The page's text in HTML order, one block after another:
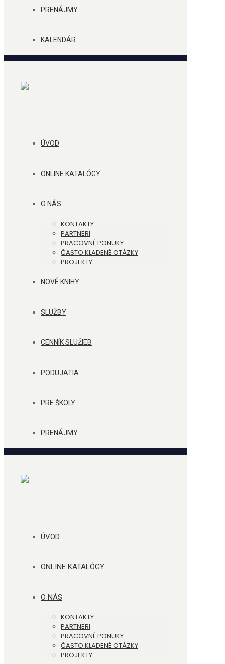
PRENÁJMY
KALENDÁR
ÚVOD
ONLINE KATALÓGY
O NÁS
KONTAKTY
PARTNERI
PRACOVNÉ PONUKY
ČASTO KLADENÉ OTÁZKY
PROJEKTY
NOVÉ KNIHY
SLUŽBY
CENNÍK SLUŽIEB
PODUJATIA
PRE ŠKOLY
PRENÁJMY
ÚVOD
ONLINE KATALÓGY
O NÁS
KONTAKTY
PARTNERI
PRACOVNÉ PONUKY
ČASTO KLADENÉ OTÁZKY
PROJEKTY